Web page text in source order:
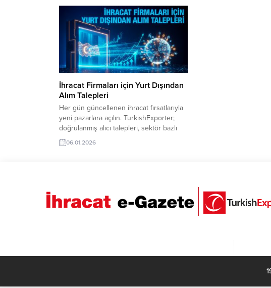
İhracat Firmaları için Yurt Dışından
Alım Talepleri
Her gün güncellenen ihracat fırsatlarıyla
yeni pazarlara açılın. TurkishExporter;
doğrulanmış alıcı talepleri, sektör bazlı
ilanlar ve hedef ülke odaklı
eşleştirmelerle Türk ihracatçılarını
İstiyorIraklı Firma, Dermal Dolgu Ürünleri
İthal EdecekMısır, Türkiye’den Granit...
06.01.2026